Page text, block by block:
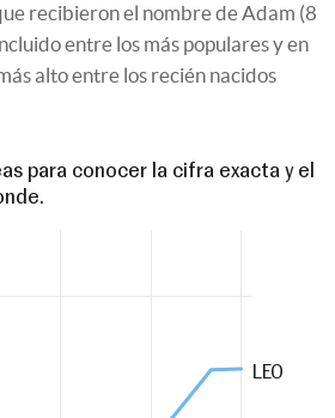
recibieron el nombre de Adam (8
entre los más populares y en
alto entre los recién nacidos